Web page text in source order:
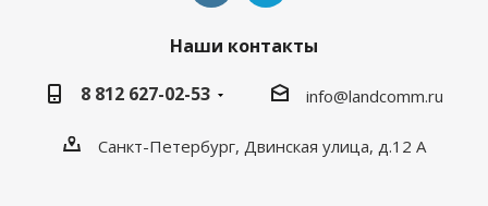
Наши контакты
8 812 627-02-53
info@landcomm.ru
Санкт-Петербург, Двинская улица, д.12 А